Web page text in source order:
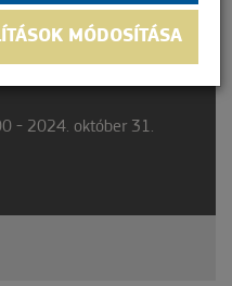
- 2024. október 31.
MÓDOSÍTÁSA